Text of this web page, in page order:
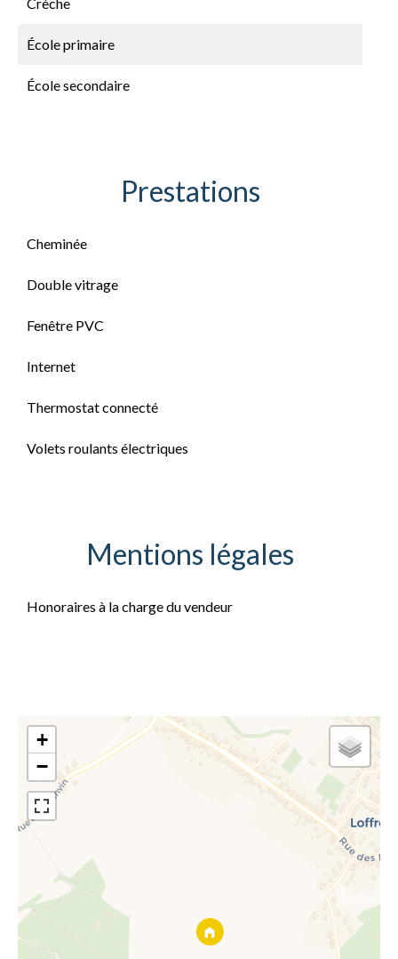
École primaire
École secondaire
Prestations
Cheminée
Double vitrage
Fenêtre PVC
Internet
Thermostat connecté
Volets roulants électriques
Mentions légales
Honoraires à la charge du vendeur
+
−